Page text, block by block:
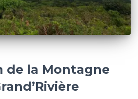
de la Montagne